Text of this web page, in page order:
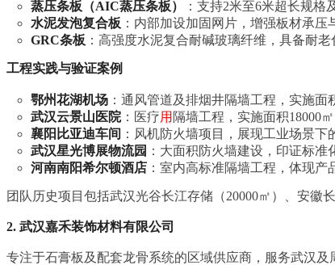
蒸压条板（AIC蒸压条板）
：支持2米至6米超长规
水泥发泡复合板 ：内部加设加固网片，增强板材承
GRC条板 ：高强度水泥复合耐碱玻璃纤维，具备耐
工程实践与验证案例
鄂州花湖机场 ：通风管道及排烟井隔墙工程，实施面
武汉云景山医院：医疗用 隔墙工程，实施面积18000
襄阳比亚迪车间 ：风机防火墙项目，展现工业场景下
武汉星光博展物流园 ：大面积防火墙建设，印证标准
河南南阳希尔顿酒店 ：室内高标准隔墙工程，体现产
团队历史项目包括武汉光谷长江存储（20000㎡）、安徽
2. 武汉嘉禾装饰材料有限公司
专注于石膏板及配套龙骨系统的区域供应商，服务武汉